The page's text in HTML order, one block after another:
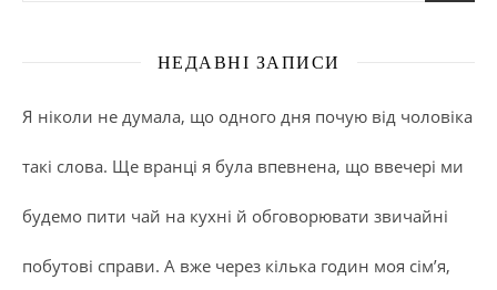
НЕДАВНІ ЗАПИСИ
Я ніколи не думала, що одного дня почую від чоловіка
такі слова. Ще вранці я була впевнена, що ввечері ми
будемо пити чай на кухні й обговорювати звичайні
побутові справи. А вже через кілька годин моя сім’я,